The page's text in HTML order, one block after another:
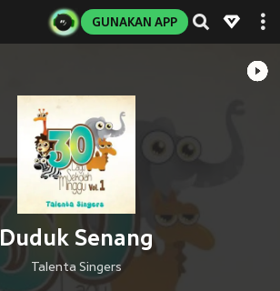
GUNAKAN APP
Duduk Senang
Talenta Singers